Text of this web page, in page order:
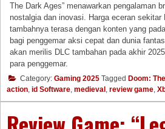
The Dark Ages” menawarkan pengalaman
nostalgia dan inovasi. Harga eceran sekitar
tambahnya terasa dengan konten yang
bagi penggemar aksi cepat dan dunia
akan merilis DLC tambahan pada akhir
para penggemar.
Category: Gaming 2025 Tagged Doom:
action id Software medieval review game